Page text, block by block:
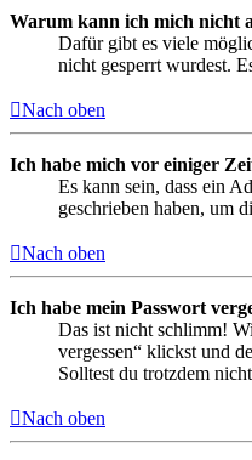
Warum kann ich mich nicht
Dafür gibt es viele
nicht gesperrt wurdest.
Nach oben
Ich habe mich vor einiger
Es kann sein, dass ein
geschrieben haben, um
Nach oben
Ich habe mein Passwort
Das ist nicht schlimm!
vergessen“ klickst und
Solltest du trotzdem
Nach oben